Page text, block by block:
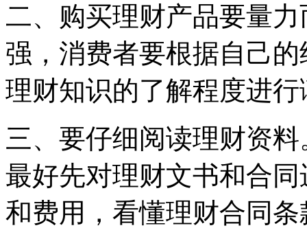
二、购买理财产品要量
强，消费者要根据自己
理财知识的了解程度进
三、要仔细阅读理财资
最好先对理财文书和合
和费用，看懂理财合同